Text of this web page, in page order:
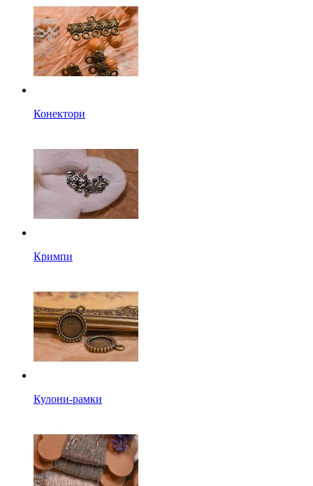
Конектори
Кримпи
Кулони-рамки